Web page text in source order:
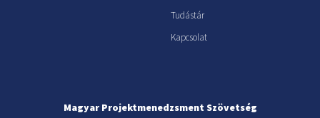
Tudástár
Kapcsolat
Magyar Projektmenedzsment Szövetség